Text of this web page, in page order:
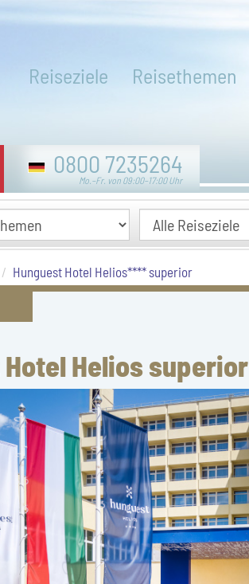
Reiseziele Reisethemen
0800 7235264
Mo.–Fr. von 09:00–17:00 Uhr
Hunguest Hotel Helios**** superior
Helios superior